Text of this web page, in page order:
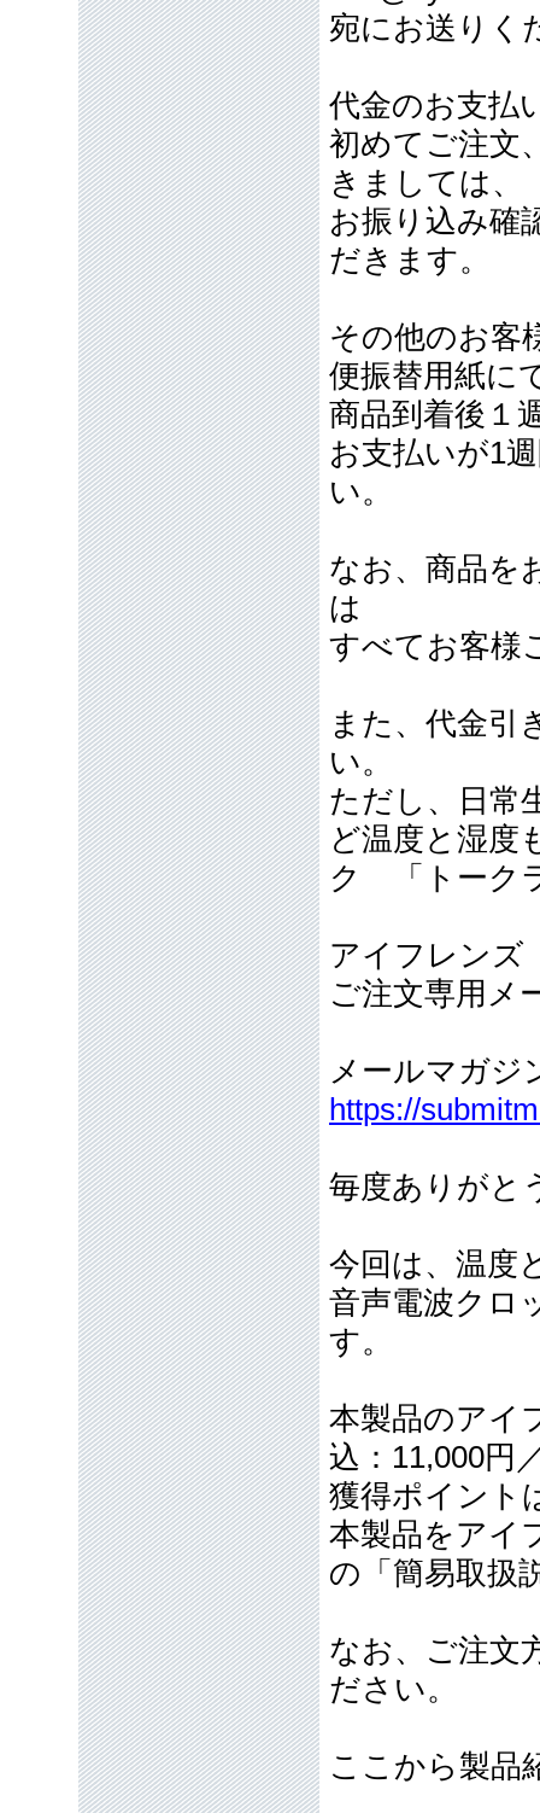
宛にお送りく
代金のお支払
初めてご注文
きましては、
お振り込み確
だきます。
その他のお客
便振替用紙に
商品到着後１
お支払いが1
い。
なお、商品を
は
すべてお客様
また、代金引
い。
ただし、日常
ど温度と湿
ク 「トーク
アイフレン
ご注文専用メ
メールマガジ
https://
毎度ありがと
今回は、温度
音声電波クロ
す。
本製品のアイ
込：11,000円
獲得ポイント
本製品をアイ
の「簡易取扱
なお、ご注文
ださい。
ここから製品